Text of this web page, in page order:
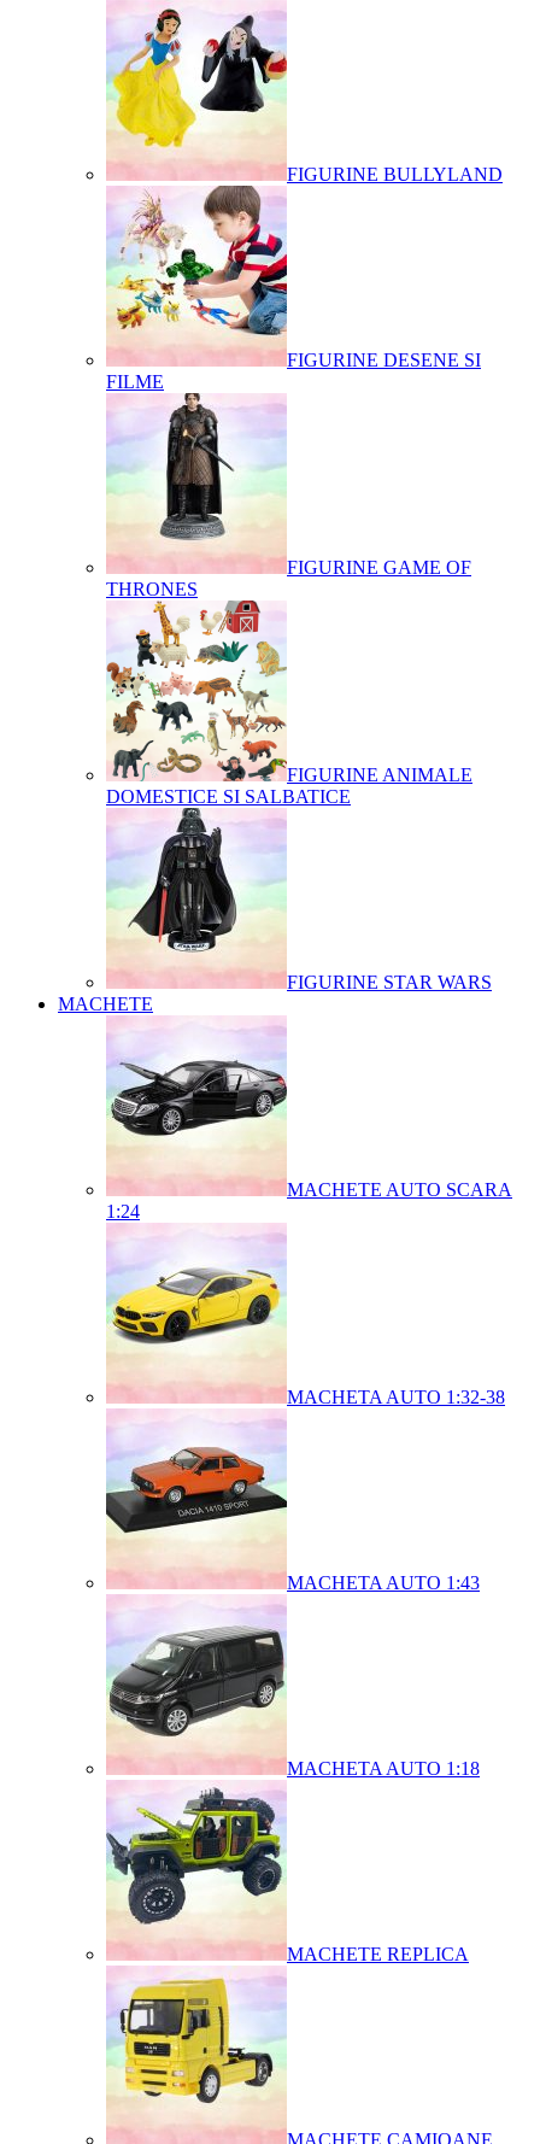
FIGURINE BULLYLAND
FIGURINE DESENE SI
FILME
FIGURINE GAME OF
THRONES
FIGURINE ANIMALE
DOMESTICE SI SALBATICE
FIGURINE STAR WARS
MACHETE
MACHETE AUTO SCARA
1:24
MACHETA AUTO 1:32-38
MACHETA AUTO 1:43
MACHETA AUTO 1:18
MACHETE REPLICA
MACHETE CAMIOANE